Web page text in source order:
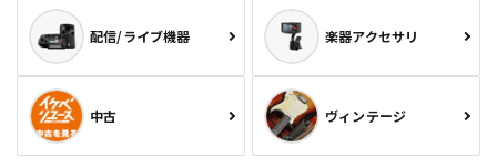
配信/ライブ機器 楽器アクセサリ
中古 ヴィンテージ